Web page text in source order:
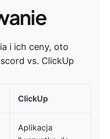
i ich ceny, oto
vs. ClickUp
ClickUp
Aplikacja